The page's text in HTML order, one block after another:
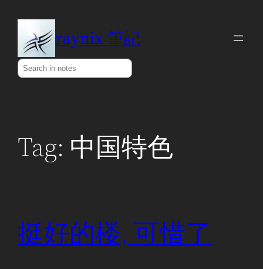
content
raynix 筆記
Search
Tag: 中国特色
挺好的楼, 可惜了